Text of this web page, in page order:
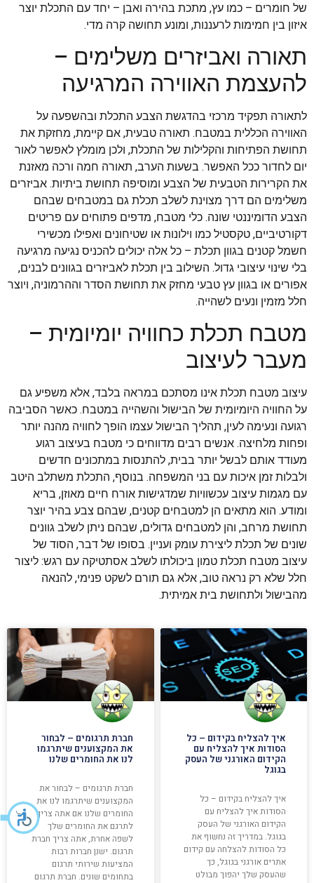
של חומרים – כמו עץ, מתכת בהירה ואבן – יחד עם התכלת יוצר
איזון בין חמימות לרעננות, ומונע תחושה קרה מדי.
תאורה ואביזרים משלימים –
להעצמת האווירה המרגיעה
לתאורה תפקיד מרכזי בהדגשת הצבע התכלת ובהשפעה על
האווירה הכללית במטבח. תאורה טבעית, אם קיימת, מחזקת את
תחושת הפתיחות והקלילות של התכלת, ולכן מומלץ לאפשר לאור
יום לחדור ככל האפשר. בשעות הערב, תאורה חמה ורכה מאזנת
את הקרירות הטבעית של הצבע ומוסיפה תחושת ביתיות. אביזרים
משלימים הם דרך מצוינת לשלב תכלת גם במטבחים שבהם
הצבע הדומיננטי שונה. כלי מטבח, מדפים פתוחים עם פריטים
דקורטיביים, טקסטיל כמו וילונות או שטיחונים ואפילו מכשירי
חשמל קטנים בגוון תכלת – כל אלה יכולים להכניס נגיעה מרגיעה
בלי שינוי עיצובי גדול. השילוב בין תכלת לאביזרים בגוונים לבנים,
אפורים או בגוון עץ טבעי מחזק את תחושת הסדר וההרמוניה, ויוצר
חלל מזמין ונעים לשהייה.
מטבח תכלת כחוויה יומיומית –
מעבר לעיצוב
עיצוב מטבח תכלת אינו מסתכם במראה בלבד, אלא משפיע גם
על החוויה היומיומית של הבישול והשהייה במטבח. כאשר הסביבה
רגועה ונעימה לעין, תהליך הבישול עצמו הופך לחוויה מהנה יותר
ופחות מלחיצה. אנשים רבים מדווחים כי מטבח בעיצוב רגוע
מעודד אותם לבשל יותר בבית, להתנסות במתכונים חדשים
ולבלות זמן איכות עם בני המשפחה. בנוסף, התכלת משתלב היטב
עם מגמות עיצוב עכשוויות שמדגישות אורח חיים מאוזן, בריא
ומודע. הוא מתאים הן למטבחים קטנים, שבהם צבע בהיר יוצר
תחושת מרחב, והן למטבחים גדולים, שבהם ניתן לשלב גוונים
שונים של תכלת ליצירת עומק ועניין. בסופו של דבר, הסוד של
עיצוב מטבח תכלת טמון ביכולתו לשלב אסתטיקה עם רגש: ליצור
חלל שלא רק נראה טוב, אלא גם תורם לשקט פנימי, להנאה
מהבישול ולתחושת בית אמיתית.
איך להצליח בקידום – כל
הסודות איך להצליח עם
הקידום האורגני של העסק
בגוגל
איך להצליח בקידום – כל
הסודות איך להצליח עם
הקידום האורגני של העסק
בגוגל. במדריך זה נחשוף את
כל הסודות להצלחה עם קידום
אתרים אורגני בגוגל, כך
שהעסק שלך יהפוך מבולט
חברת תרגומים – לבחור
את המקצוענים שיתרגמו
לנו את החומרים שלנו
חברת תרגומים – לבחור את
המקצוענים שיתרגמו לנו את
החומרים שלנו אם אתה צריך
לתרגם את החומרים שלך
לשפה אחרת, אתה צריך חברת
תרגום. ישנן חברות רבות
המציעות שירותי תרגום
בתחומים שונים. חברת תרגום